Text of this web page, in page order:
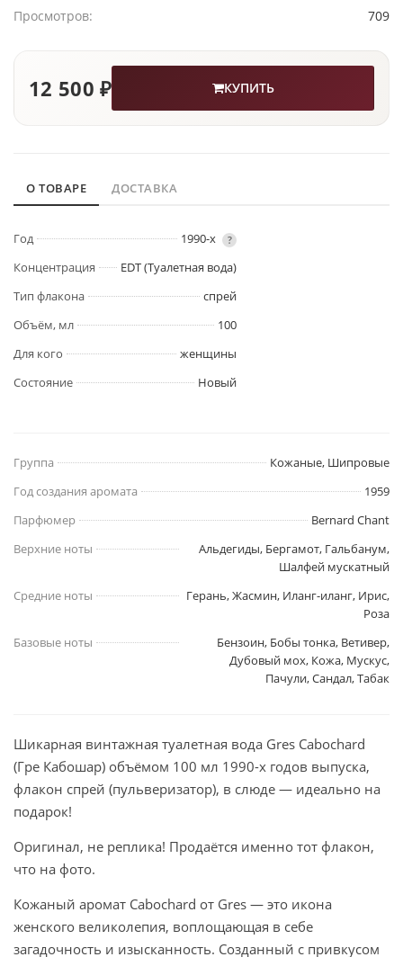
Просмотров:
709
12 500 ₽ КУПИТЬ
О ТОВАРЕ ДОСТАВКА
Год 1990-х ?
Концентрация
EDT (Туалетная вода)
Тип флакона
спрей
Объём, мл
100
Для кого
женщины
Состояние
Новый
Группа
Кожаные, Шипровые
Год создания аромата
1959
Парфюмер
Bernard Chant
Верхние ноты
Альдегиды, Бергамот, Гальбанум,
Шалфей мускатный
Средние ноты
Герань, Жасмин, Иланг-иланг, Ирис,
Роза
Базовые ноты
Бензоин, Бобы тонка, Ветивер,
Дубовый мох, Кожа, Мускус,
Пачули, Сандал, Табак
Шикарная винтажная туалетная вода Gres Cabochard
(Гре Кабошар) объёмом 100 мл 1990-х годов выпуска,
флакон спрей (пульверизатор), в слюде — идеально на
подарок!
Оригинал, не реплика! Продаётся именно тот флакон,
что на фото.
Кожаный аромат Cabochard от Gres — это икона
женского великолепия, воплощающая в себе
загадочность и изысканность. Созданный с привкусом